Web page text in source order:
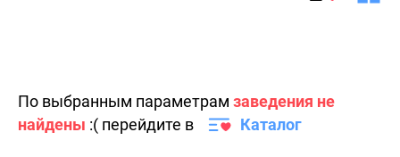
По выбранным параметрам заведения не
найдены :( перейдите в Каталог